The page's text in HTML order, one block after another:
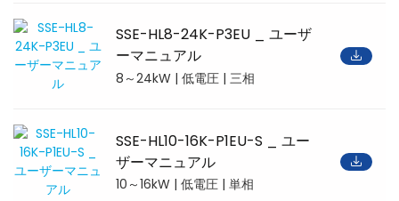
SSE-HL8-24K-P3EU _ ユーザ
ーマニュアル
8～24kW | 低電圧 | 三相
SSE-HL10-16K-P1EU-S _ ユー
ザーマニュアル
10～16kW | 低電圧 | 単相